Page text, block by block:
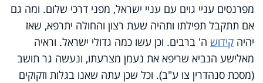
מפרנסים עניי גוים עם עניי ישראל, מפני דרכי שלום. ומה גם
אם תתקבל תפילתו ותהיה שעת רצון והחולה יתרפא, שאז
יהיה קידוש ה' ברבים. וכן עשו כמה גדולי ישראל. וראיה
מאלישע הנביא שריפא את נעמן מצרעתו, ונעשה גר תושב
(מסכת סנהדרין צו ע"ב). וכל שכן עתה שאנו בגלות וזקוקים